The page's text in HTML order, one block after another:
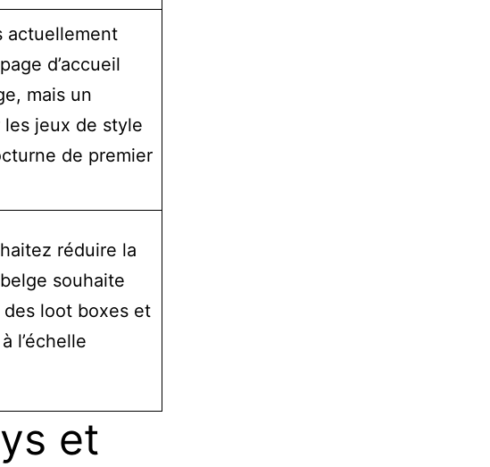
actuellement
d’accueil
mais un
jeux de style
de premier
réduire la
souhaite
loot boxes et
l’échelle
et